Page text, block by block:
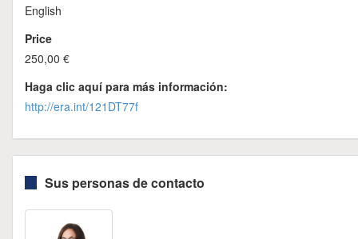
English
Price
250,00 €
Haga clic aquí para más información:
http://era.int/121DT77f
Sus personas de contacto